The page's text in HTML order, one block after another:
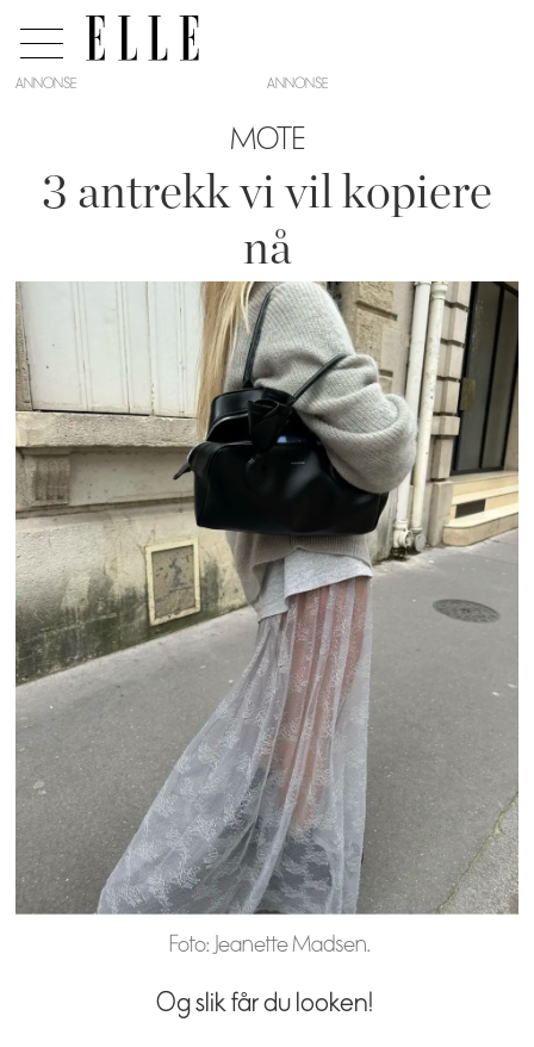
ANNONSE
MOTE
3 antrekk vi vil kopiere
nå
Foto: Jeanette Madsen.
Og slik får du looken!